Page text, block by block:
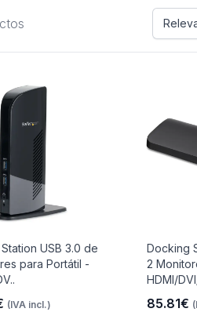
USB 3.0 de
para Portátil -
(IVA incl.)
Docking
2
HDMI/
85.81€